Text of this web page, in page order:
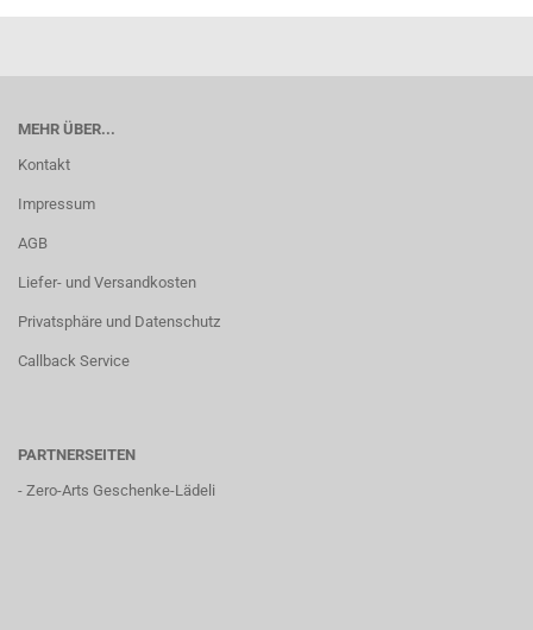
MEHR ÜBER...
Kontakt
Impressum
AGB
Liefer- und Versandkosten
Privatsphäre und Datenschutz
Callback Service
PARTNERSEITEN
- Zero-Arts Geschenke-Lädeli